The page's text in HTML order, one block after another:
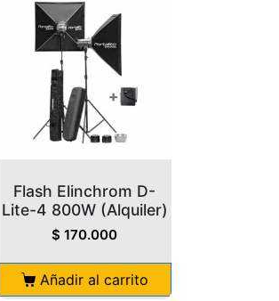
Flash Elinchrom D-
Lite-4 800W (Alquiler)
$ 170.000
Añadir al carrito